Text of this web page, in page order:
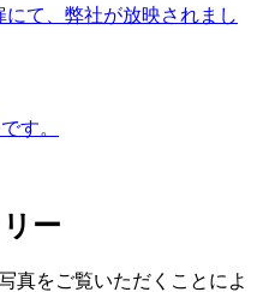
て、弊社が放映されまし
す。
ー
真をご覧いただくことによ